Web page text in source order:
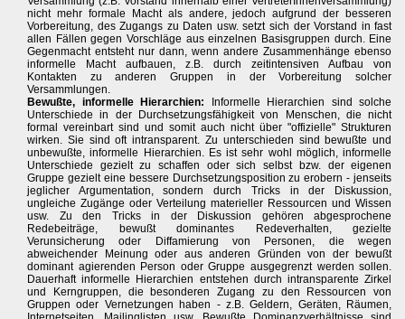
nicht mehr formale Macht als andere, jedoch aufgrund der besseren
Vorbereitung, des Zugangs zu Daten usw. setzt sich der Vorstand in fast
allen Fällen gegen Vorschläge aus einzelnen Basisgruppen durch. Eine
Gegenmacht entsteht nur dann, wenn andere Zusammenhänge ebenso
informelle Macht aufbauen, z.B. durch zeitintensiven Aufbau von
Kontakten zu anderen Gruppen in der Vorbereitung solcher
Versammlungen.
Bewußte, informelle Hierarchien: Informelle Hierarchien sind solche
Unterschiede in der Durchsetzungsfähigkeit von Menschen, die nicht
formal vereinbart sind und somit auch nicht über "offizielle" Strukturen
wirken. Sie sind oft intransparent. Zu unterschieden sind bewußte und
unbewußte, informelle Hierarchien. Es ist sehr wohl möglich, informelle
Unterschiede gezielt zu schaffen oder sich selbst bzw. der eigenen
Gruppe gezielt eine bessere Durchsetzungsposition zu erobern - jenseits
jeglicher Argumentation, sondern durch Tricks in der Diskussion,
ungleiche Zugänge oder Verteilung materieller Ressourcen und Wissen
usw. Zu den Tricks in der Diskussion gehören abgesprochene
Redebeiträge, bewußt dominantes Redeverhalten, gezielte
Verunsicherung oder Diffamierung von Personen, die wegen
abweichender Meinung oder aus anderen Gründen von der bewußt
dominant agierenden Person oder Gruppe ausgegrenzt werden sollen.
Dauerhaft informelle Hierarchien entstehen durch intransparente Zirkel
und Kerngruppen, die besonderen Zugang zu den Ressourcen von
Gruppen oder Vernetzungen haben - z.B. Geldern, Geräten, Räumen,